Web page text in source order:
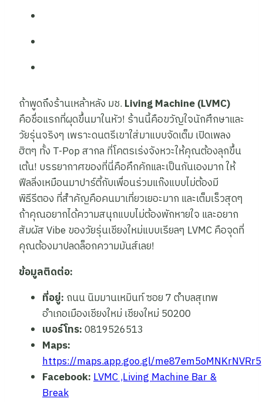
ถ้าพูดถึงร้านเหล้าหลัง มช. Living Machine (LVMC)
คือชื่อแรกที่ผุดขึ้นมาในหัว! ร้านนี้คือขวัญใจนักศึกษาและ
วัยรุ่นจริงๆ เพราะดนตรีเขาใส่มาแบบจัดเต็ม เปิดเพลง
ฮิตๆ ทั้ง T-Pop สากล ที่โคตรเร่งจังหวะให้คุณต้องลุกขึ้น
เต้น! บรรยากาศของที่นี่คือคึกคักและเป็นกันเองมาก ให้
ฟีลลิ่งเหมือนมาปาร์ตี้กับเพื่อนร่วมแก๊งแบบไม่ต้องมี
พิธีรีตอง ที่สำคัญคือคนมาเที่ยวเยอะมาก และเต็มเร็วสุดๆ
ถ้าคุณอยากได้ความสนุกแบบไม่ต้องพักหายใจ และอยาก
สัมผัส Vibe ของวัยรุ่นเชียงใหม่แบบเรียลๆ LVMC คือจุดที่
คุณต้องมาปลดล็อกความมันส์เลย!
ข้อมูลติดต่อ:
ที่อยู่: ถนน นิมมานเหมินท์ ซอย 7 ตำบลสุเทพ
อำเภอเมืองเชียงใหม่ เชียงใหม่ 50200
เบอร์โทร:0819526513
Maps:
https://maps.app.goo.gl/me87em5oMNKrNVRr5
Facebook:LVMC ,Living Machine Bar &
Break